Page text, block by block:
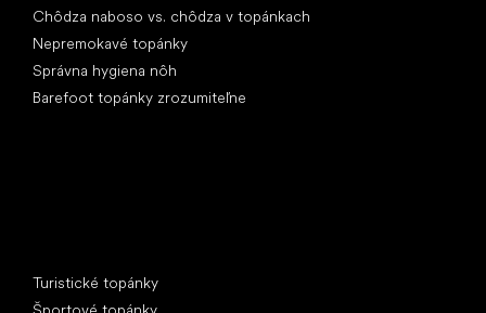
Chôdza naboso vs. chôdza v topánkach
Nepremokavé topánky
Správna hygiena nôh
Barefoot topánky zrozumiteľne
Turistické topánky